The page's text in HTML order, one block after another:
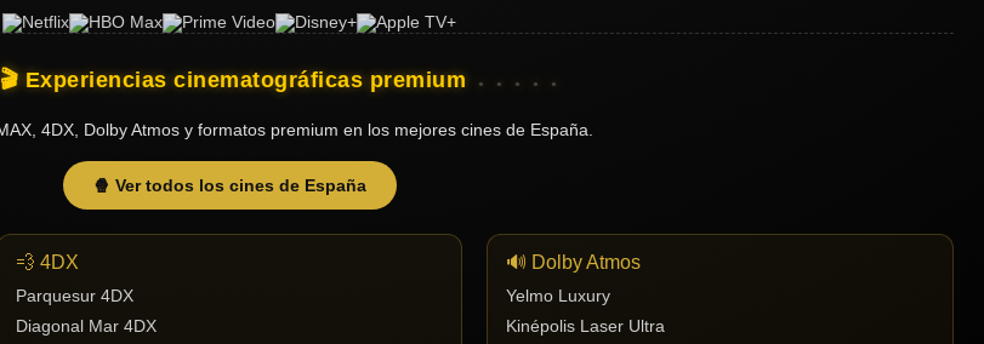
🎬 Experiencias cinematográficas premium
4DX, Dolby Atmos y formatos premium en los mejores cines de España.
🍿 Ver todos los cines de España
💨 4DX
Parquesur 4DX
Diagonal Mar 4DX
🔊 Dolby Atmos
Yelmo Luxury
Kinépolis Laser Ultra